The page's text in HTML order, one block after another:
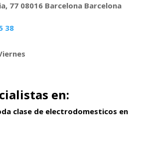
77 08016 Barcelona Barcelona
38
en:
clase de electrodomesticos en